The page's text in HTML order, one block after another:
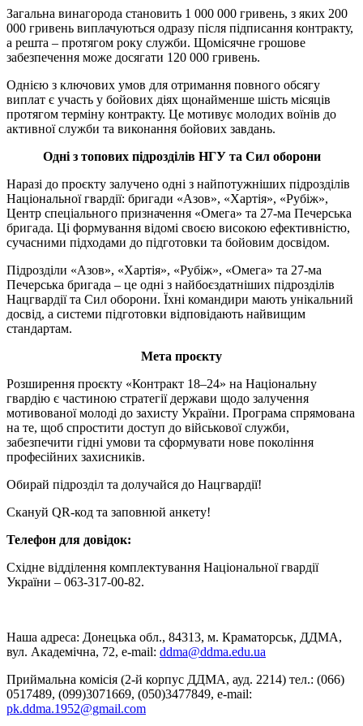
Загальна винагорода становить 1 000 000 гривень, з яких 200
000 гривень виплачуються одразу після підписання контракту,
а решта – протягом року служби. Щомісячне грошове
забезпечення може досягати 120 000 гривень.
Однією з ключових умов для отримання повного обсягу
виплат є участь у бойових діях щонайменше шість місяців
протягом терміну контракту. Це мотивує молодих воїнів до
активної служби та виконання бойових завдань.
Одні з топових підрозділів НГУ та Сил оборони
Наразі до проєкту залучено одні з найпотужніших підрозділів
Національної гвардії: бригади «Азов», «Хартія», «Рубіж»,
Центр спеціального призначення «Омега» та 27-ма Печерська
бригада. Ці формування відомі своєю високою ефективністю,
сучасними підходами до підготовки та бойовим досвідом.
Підрозділи «Азов», «Хартія», «Рубіж», «Омега» та 27-ма
Печерська бригада – це одні з найбоєздатніших підрозділів
Нацгвардії та Сил оборони. Їхні командири мають унікальний
досвід, а системи підготовки відповідають найвищим
стандартам.
Мета проєкту
Розширення проєкту «Контракт 18–24» на Національну
гвардію є частиною стратегії держави щодо залучення
мотивованої молоді до захисту України. Програма спрямована
на те, щоб спростити доступ до військової служби,
забезпечити гідні умови та сформувати нове покоління
професійних захисників.
Обирай підрозділ та долучайся до Нацгвардії!
Скануй QR-код та заповнюй анкету!
Телефон для довідок:
Східне відділення комплектування Національної гвардії
України – 063-317-00-82.
Наша адреса: Донецька обл., 84313, м. Краматорськ, ДДМА,
вул. Академічна, 72, е-mail: ddma@ddma.edu.ua
Приймальна комісія (2-й корпус ДДМА, ауд. 2214) тел.: (066)
0517489, (099)3071669, (050)3477849, e-mail:
pk.ddma.1952@gmail.com